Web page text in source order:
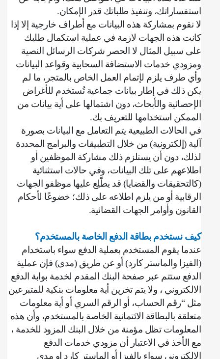
استفساراتك، وتنفيذ طلباتك قدر الإمكان.
لا نقوم بمشاركة هذه البيانات مع أطراف خارجية إلا إذا
كانت هذه الجهات لازمة في عملية استكمال طلبك
على سبيل المثال لا الحصر شركات الرسائل النصية
ومزودي خدمات الاستضافة السحابية وقواعد البيانات
وأي طرف يلزم لإتمام العمل الخاص بالمتجر، ما لم
يكن ذلك في إطار بيانات جماعية تُستخدم للأغراض
الإحصائية والأبحاث، دون اشتمالها على أية بيانات من
الممكن استخدامها للتعريف بك.
في الحالات الطبيعية يتم التعامل مع البيانات بصورة
آلية (إلكترونية) من خلال التطبيقات والبرامج المحددة
لذلك، دون أن يستلزم ذلك مشاركة الموظفين أو
اطلاعهم على تلك البيانات، وفي حالات استثنائية
(كالتحقيقات والقضايا) قد يطّلِع عليها موظفو الجهات
الرقابية أو من يلزم اطلاعه على ذلك؛ خضوعًا لأحكام
القانون وأوامر الجهات القضائية.
كيف نستخدم بطاقة الدفع الخاصة بالمستخدم؟
عندما يقوم المستخدم بعملية الدفع سواء باستخدام
(الفيزا والماستر كارد) أو عن طريق (مدى) فإن عملية
الدفع ستتم عبر صفحة البنك المقدم لخدمة بوابة الدفع
الالكتروني ، ولا يتم تخزين أية معلومات بنكية للمتبرعين
مثل “رقم الحساب، أو الرقم السري أو أية معلومات
متعلقة بالبطاقة الائتمانية الخاصة بالمستخدم، وأن هذه
المعلومات تظل مؤمنة من خلال البنك المزود للخدمة ،
مع الأخذ في الاعتبار أن مزودي خدمات الدفع
الالكتروني سواء بالفيزا أو الماستر كارد او مدى